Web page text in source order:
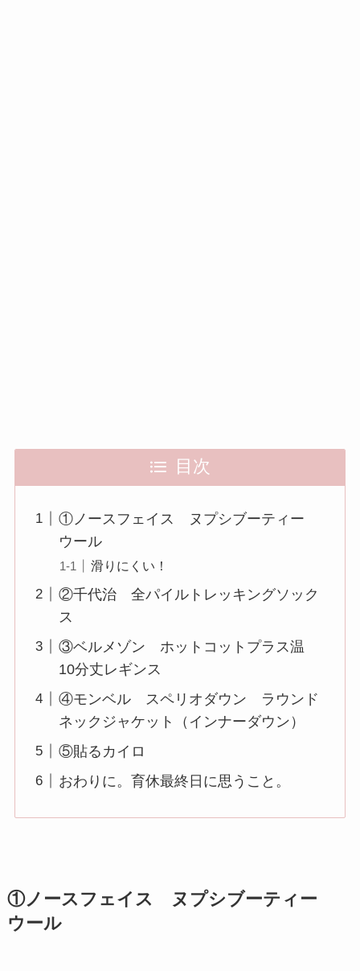
目次
①ノースフェイス ヌプシブーティー
ウール
滑りにくい！
②千代治 全パイルトレッキングソック
ス
③ベルメゾン ホットコットプラス温
10分丈レギンス
④モンベル スペリオダウン ラウンド
ネックジャケット（インナーダウン）
⑤貼るカイロ
おわりに。育休最終日に思うこと。
①ノースフェイス ヌプシブーティー
ウール